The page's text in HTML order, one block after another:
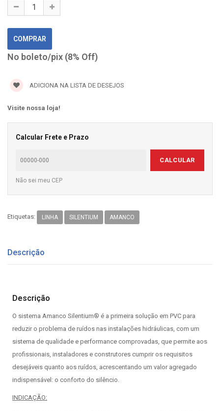
No boleto/pix (8% Off)
ADICIONA NA LISTA DE DESEJOS
Visite nossa loja!
Calcular Frete e Prazo
CALCULAR
Não sei meu CEP
Etiquetas: LINHA SILENTIUM AMANCO
Descrição
Descrição
O sistema Amanco Silentium® é a primeira solução em PVC para
reduzir o problema de ruídos nas instalações hidráulicas, com um
sistema de qualidade e performance comprovadas, que permite aos
profissionais, instaladores e construtores cumprir os requisitos
desejáveis quanto aos ruídos, acrescentando um valor agregado
indispensável: o conforto do silêncio.
INDICAÇÃO: